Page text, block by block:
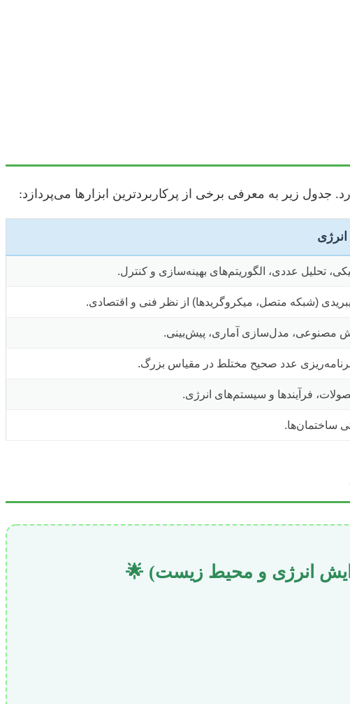
جدول زیر به معرفی برخی از پرکاربردترین ابزارها می‌پردازد:
تحلیل عددی، الگوریتم‌های بهینه‌سازی و کنترل.
(شبکه متصل، میکروگریدها) از نظر فنی و اقتصادی.
مصنوعی، مدل‌سازی آماری، پیش‌بینی.
عدد صحیح مختلط در مقیاس بزرگ.
ساختمان‌ها.
انرژی و محیط زیست) 🌟